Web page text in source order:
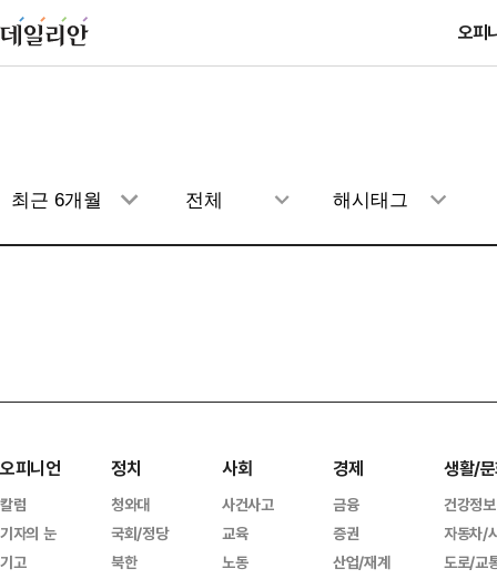
오피
오피니언
칼럼
기자의 눈
기고
정치
청와대
국회/정당
북한
사회
사건사고
교육
노동
경제
금융
증권
산업/재계
생활/
건강정보
자동차/
도로/교